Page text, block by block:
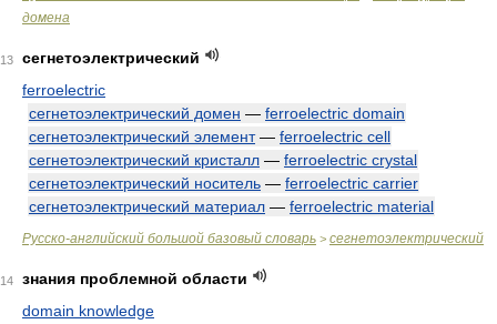
домена
13
сегнетоэлектрический
ferroelectric
сегнетоэлектрический домен — ferroelectric domain
сегнетоэлектрический элемент— ferroelectric cell
сегнетоэлектрический кристалл — ferroelectric crystal
сегнетоэлектрический носитель — ferroelectric carrier
сегнетоэлектрический материал — ferroelectric material
Русско-английский большой базовый словарь > сегнетоэлектрический
14
знания проблемной области
domain knowledge